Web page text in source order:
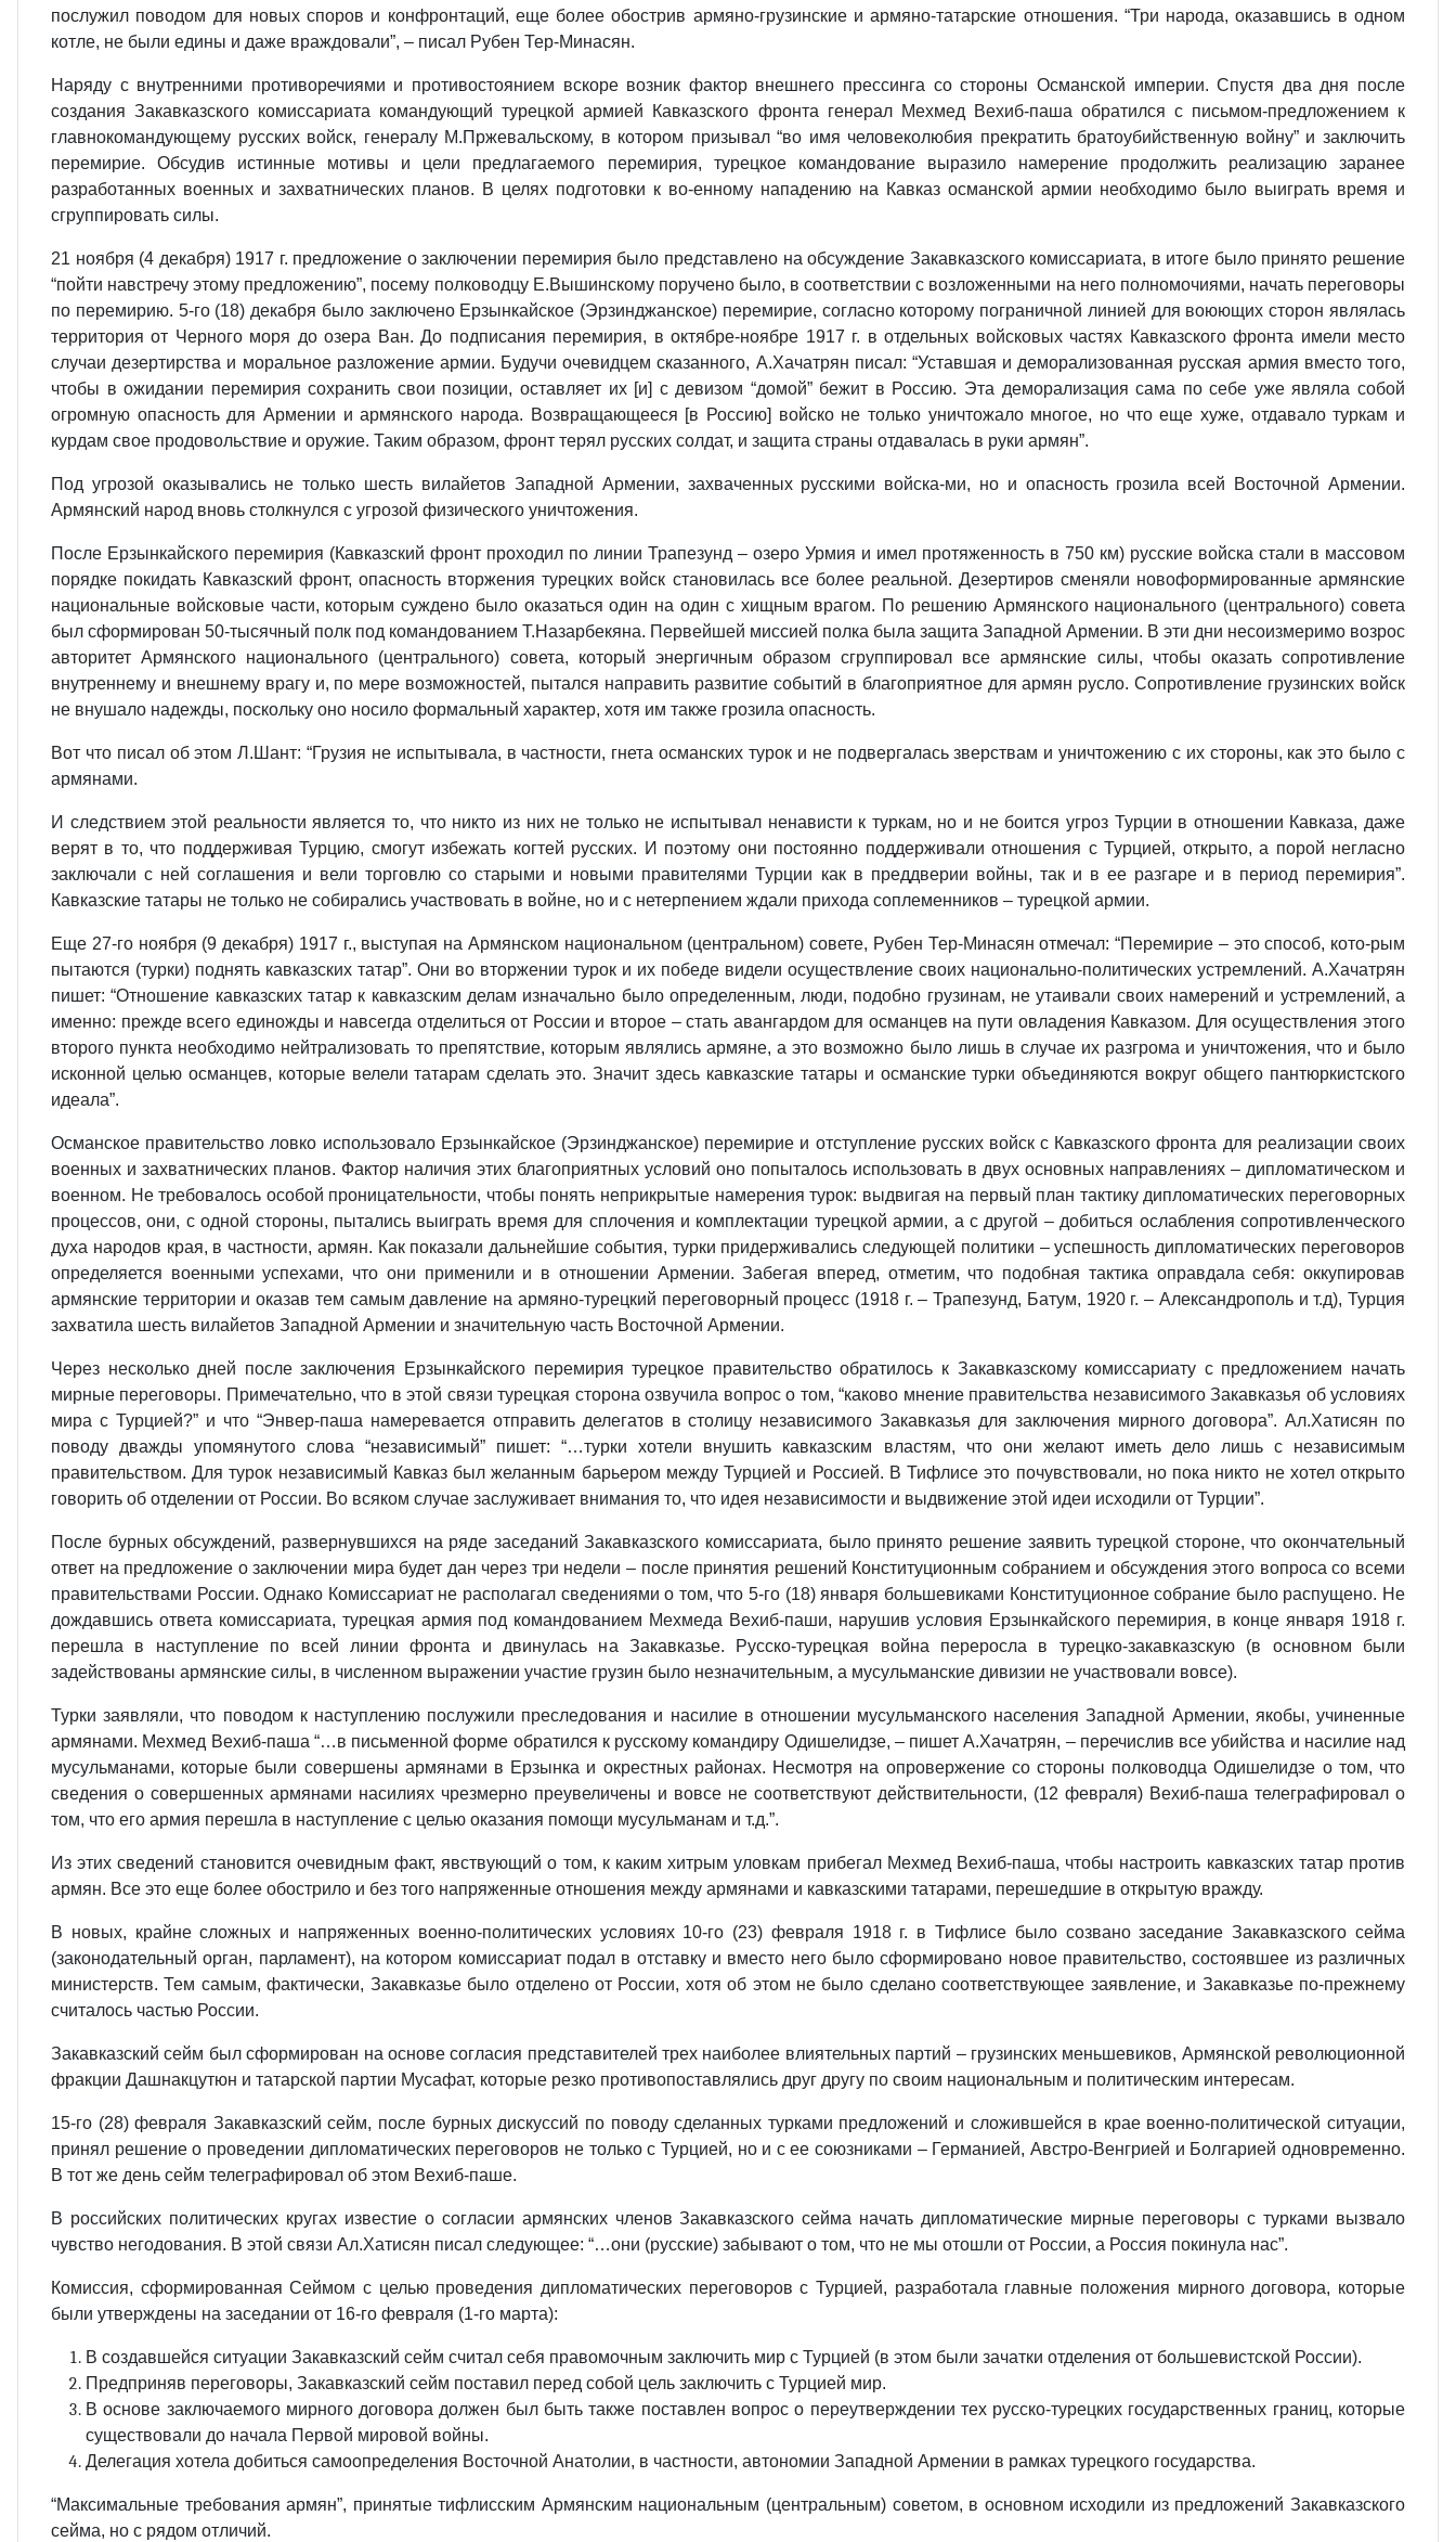
послужил поводом для новых споров и конфронтаций, еще более обострив армяно-грузинские и армяно-татарские отношения. “Три народа, оказавшись в одном
котле, не были едины и даже враждовали”, – писал Рубен Тер-Минасян.
Наряду с внутренними противоречиями и противостоянием вскоре возник фактор внешнего прессинга со стороны Османской империи. Спустя два дня после
создания Закавказского комиссариата командующий турецкой армией Кавказского фронта генерал Мехмед Вехиб-паша обратился с письмом-предложением к
главнокомандующему русских войск, генералу М.Пржевальскому, в котором призывал “во имя человеколюбия прекратить братоубийственную войну” и заключить
перемирие. Обсудив истинные мотивы и цели предлагаемого перемирия, турецкое командование выразило намерение продолжить реализацию заранее
разработанных военных и захватнических планов. В целях подготовки к во-енному нападению на Кавказ османской армии необходимо было выиграть время и
сгруппировать силы.
21 ноября (4 декабря) 1917 г. предложение о заключении перемирия было представлено на обсуждение Закавказского комиссариата, в итоге было принято решение
“пойти навстречу этому предложению”, посему полководцу Е.Вышинскому поручено было, в соответствии с возложенными на него полномочиями, начать переговоры
по перемирию. 5-го (18) декабря было заключено Ерзынкайское (Эрзинджанское) перемирие, согласно которому пограничной линией для воюющих сторон являлась
территория от Черного моря до озера Ван. До подписания перемирия, в октябре-ноябре 1917 г. в отдельных войсковых частях Кавказского фронта имели место
случаи дезертирства и моральное разложение армии. Будучи очевидцем сказанного, А.Хачатрян писал: “Уставшая и деморализованная русская армия вместо того,
чтобы в ожидании перемирия сохранить свои позиции, оставляет их [и] с девизом “домой” бежит в Россию. Эта деморализация сама по себе уже являла собой
огромную опасность для Армении и армянского народа. Возвращающееся [в Россию] войско не только уничтожало многое, но что еще хуже, отдавало туркам и
курдам свое продовольствие и оружие. Таким образом, фронт терял русских солдат, и защита страны отдавалась в руки армян”.
Под угрозой оказывались не только шесть вилайетов Западной Армении, захваченных русскими войска-ми, но и опасность грозила всей Восточной Армении.
Армянский народ вновь столкнулся с угрозой физического уничтожения.
После Ерзынкайского перемирия (Кавказский фронт проходил по линии Трапезунд – озеро Урмия и имел протяженность в 750 км) русские войска стали в массовом
порядке покидать Кавказский фронт, опасность вторжения турецких войск становилась все более реальной. Дезертиров сменяли новоформированные армянские
национальные войсковые части, которым суждено было оказаться один на один с хищным врагом. По решению Армянского национального (центрального) совета
был сформирован 50-тысячный полк под командованием Т.Назарбекяна. Первейшей миссией полка была защита Западной Армении. В эти дни несоизмеримо возрос
авторитет Армянского национального (центрального) совета, который энергичным образом сгруппировал все армянские силы, чтобы оказать сопротивление
внутреннему и внешнему врагу и, по мере возможностей, пытался направить развитие событий в благоприятное для армян русло. Сопротивление грузинских войск
не внушало надежды, поскольку оно носило формальный характер, хотя им также грозила опасность.
Вот что писал об этом Л.Шант: “Грузия не испытывала, в частности, гнета османских турок и не подвергалась зверствам и уничтожению с их стороны, как это было с
армянами.
И следствием этой реальности является то, что никто из них не только не испытывал ненависти к туркам, но и не боится угроз Турции в отношении Кавказа, даже
верят в то, что поддерживая Турцию, смогут избежать когтей русских. И поэтому они постоянно поддерживали отношения с Турцией, открыто, а порой негласно
заключали с ней соглашения и вели торговлю со старыми и новыми правителями Турции как в преддверии войны, так и в ее разгаре и в период перемирия”.
Кавказские татары не только не собирались участвовать в войне, но и с нетерпением ждали прихода соплеменников – турецкой армии.
Еще 27-го ноября (9 декабря) 1917 г., выступая на Армянском национальном (центральном) совете, Рубен Тер-Минасян отмечал: “Перемирие – это способ, кото-рым
пытаются (турки) поднять кавказских татар”. Они во вторжении турок и их победе видели осуществление своих национально-политических устремлений. А.Хачатрян
пишет: “Отношение кавказских татар к кавказским делам изначально было определенным, люди, подобно грузинам, не утаивали своих намерений и устремлений, а
именно: прежде всего единожды и навсегда отделиться от России и второе – стать авангардом для османцев на пути овладения Кавказом. Для осуществления этого
второго пункта необходимо нейтрализовать то препятствие, которым являлись армяне, а это возможно было лишь в случае их разгрома и уничтожения, что и было
исконной целью османцев, которые велели татарам сделать это. Значит здесь кавказские татары и османские турки объединяются вокруг общего пантюркистского
идеала”.
Османское правительство ловко использовало Ерзынкайское (Эрзинджанское) перемирие и отступление русских войск с Кавказского фронта для реализации своих
военных и захватнических планов. Фактор наличия этих благоприятных условий оно попыталось использовать в двух основных направлениях – дипломатическом и
военном. Не требовалось особой проницательности, чтобы понять неприкрытые намерения турок: выдвигая на первый план тактику дипломатических переговорных
процессов, они, с одной стороны, пытались выиграть время для сплочения и комплектации турецкой армии, а с другой – добиться ослабления сопротивленческого
духа народов края, в частности, армян. Как показали дальнейшие события, турки придерживались следующей политики – успешность дипломатических переговоров
определяется военными успехами, что они применили и в отношении Армении. Забегая вперед, отметим, что подобная тактика оправдала себя: оккупировав
армянские территории и оказав тем самым давление на армяно-турецкий переговорный процесс (1918 г. – Трапезунд, Батум, 1920 г. – Александрополь и т.д), Турция
захватила шесть вилайетов Западной Армении и значительную часть Восточной Армении.
Через несколько дней после заключения Ерзынкайского перемирия турецкое правительство обратилось к Закавказскому комиссариату с предложением начать
мирные переговоры. Примечательно, что в этой связи турецкая сторона озвучила вопрос о том, “каково мнение правительства независимого Закавказья об условиях
мира с Турцией?” и что “Энвер-паша намеревается отправить делегатов в столицу независимого Закавказья для заключения мирного договора”. Ал.Хатисян по
поводу дважды упомянутого слова “независимый” пишет: “…турки хотели внушить кавказским властям, что они желают иметь дело лишь с независимым
правительством. Для турок независимый Кавказ был желанным барьером между Турцией и Россией. В Тифлисе это почувствовали, но пока никто не хотел открыто
говорить об отделении от России. Во всяком случае заслуживает внимания то, что идея независимости и выдвижение этой идеи исходили от Турции”.
После бурных обсуждений, развернувшихся на ряде заседаний Закавказского комиссариата, было принято решение заявить турецкой стороне, что окончательный
ответ на предложение о заключении мира будет дан через три недели – после принятия решений Конституционным собранием и обсуждения этого вопроса со всеми
правительствами России. Однако Комиссариат не располагал сведениями о том, что 5-го (18) января большевиками Конституционное собрание было распущено. Не
дождавшись ответа комиссариата, турецкая армия под командованием Мехмеда Вехиб-паши, нарушив условия Ерзынкайского перемирия, в конце января 1918 г.
перешла в наступление по всей линии фронта и двинулась на Закавказье. Русско-турецкая война переросла в турецко-закавказскую (в основном были
задействованы армянские силы, в численном выражении участие грузин было незначительным, а мусульманские дивизии не участвовали вовсе).
Турки заявляли, что поводом к наступлению послужили преследования и насилие в отношении мусульманского населения Западной Армении, якобы, учиненные
армянами. Мехмед Вехиб-паша “…в письменной форме обратился к русскому командиру Одишелидзе, – пишет А.Хачатрян, – перечислив все убийства и насилие над
мусульманами, которые были совершены армянами в Ерзынка и окрестных районах. Несмотря на опровержение со стороны полководца Одишелидзе о том, что
сведения о совершенных армянами насилиях чрезмерно преувеличены и вовсе не соответствуют действительности, (12 февраля) Вехиб-паша телеграфировал о
том, что его армия перешла в наступление с целью оказания помощи мусульманам и т.д.”.
Из этих сведений становится очевидным факт, явствующий о том, к каким хитрым уловкам прибегал Мехмед Вехиб-паша, чтобы настроить кавказских татар против
армян. Все это еще более обострило и без того напряженные отношения между армянами и кавказскими татарами, перешедшие в открытую вражду.
В новых, крайне сложных и напряженных военно-политических условиях 10-го (23) февраля 1918 г. в Тифлисе было созвано заседание Закавказского сейма
(законодательный орган, парламент), на котором комиссариат подал в отставку и вместо него было сформировано новое правительство, состоявшее из различных
министерств. Тем самым, фактически, Закавказье было отделено от России, хотя об этом не было сделано соответствующее заявление, и Закавказье по-прежнему
считалось частью России.
Закавказский сейм был сформирован на основе согласия представителей трех наиболее влиятельных партий – грузинских меньшевиков, Армянской революционной
фракции Дашнакцутюн и татарской партии Мусафат, которые резко противопоставлялись друг другу по своим национальным и политическим интересам.
15-го (28) февраля Закавказский сейм, после бурных дискуссий по поводу сделанных турками предложений и сложившейся в крае военно-политической ситуации,
принял решение о проведении дипломатических переговоров не только с Турцией, но и с ее союзниками – Германией, Австро-Венгрией и Болгарией одновременно.
В тот же день сейм телеграфировал об этом Вехиб-паше.
В российских политических кругах известие о согласии армянских членов Закавказского сейма начать дипломатические мирные переговоры с турками вызвало
чувство негодования. В этой связи Ал.Хатисян писал следующее: “…они (русские) забывают о том, что не мы отошли от России, а Россия покинула нас”.
Комиссия, сформированная Сеймом с целью проведения дипломатических переговоров с Турцией, разработала главные положения мирного договора, которые
были утверждены на заседании от 16-го февраля (1-го марта):
В создавшейся ситуации Закавказский сейм считал себя правомочным заключить мир с Турцией (в этом были зачатки отделения от большевистской России).
Предприняв переговоры, Закавказский сейм поставил перед собой цель заключить с Турцией мир.
В основе заключаемого мирного договора должен был быть также поставлен вопрос о переутверждении тех русско-турецких государственных границ, которые
существовали до начала Первой мировой войны.
Делегация хотела добиться самоопределения Восточной Анатолии, в частности, автономии Западной Армении в рамках турецкого государства.
“Максимальные требования армян”, принятые тифлисским Армянским национальным (центральным) советом, в основном исходили из предложений Закавказского
сейма, но с рядом отличий.